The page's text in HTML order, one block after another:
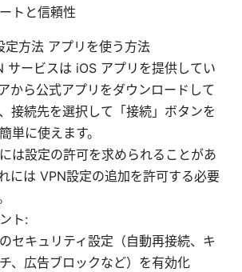
トと信頼性
定方法 アプリを使う方法
サービスは iOS アプリを提供してい
から公式アプリをダウンロードして
接続先を選択して「接続」ボタンを
単に使えます。
は設定の許可を求められることがあ
には VPN設定の追加を許可する必要
ト:
セキュリティ設定（自動再接続、キ
、広告ブロックなど）を有効化